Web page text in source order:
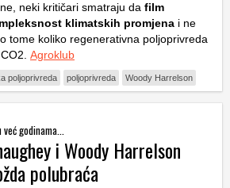
neki kritičari smatraju da film
klimatskih promjena i ne
tome koliko regenerativna poljoprivreda
Agroklub
poljoprivreda poljoprivreda Woody Harrelson
godinama...
i Woody Harrelson
polubraća